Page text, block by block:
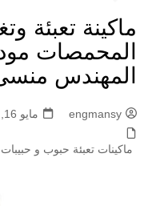
ماكينة تعبئة
المهندس
engmansy مايو 16, 2023
ماكينات تعبئة حبوب و